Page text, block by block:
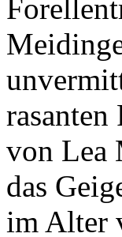
von Lea
das
im Alter